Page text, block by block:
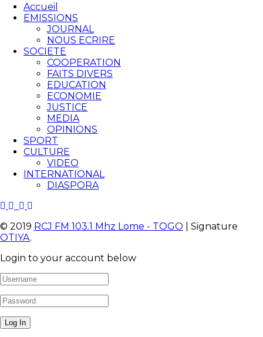
Accueil
EMISSIONS
JOURNAL
NOUS ECRIRE
SOCIETE
COOPERATION
FAITS DIVERS
EDUCATION
ECONOMIE
JUSTICE
MEDIA
OPINIONS
SPORT
CULTURE
VIDEO
INTERNATIONAL
DIASPORA
© 2019 RCJ FM 103.1 Mhz Lome - TOGO | Signature
OTIYA.
Login to your account below